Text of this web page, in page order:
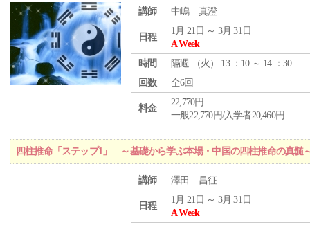
講師 中嶋 真澄
日程
1月 21日 ～ 3月 31日
A Week
時間
隔週 （火 ） 13 ：10 ～ 14 ：30
回数
全6回
料金
22,770円
一般22,770円/入学者20,460円
四柱推命「ステップ1」 ～基礎から学ぶ本場・中国の四柱推命の真髄
講師 澤田 昌征
日程
1月 21日 ～ 3月 31日
A Week